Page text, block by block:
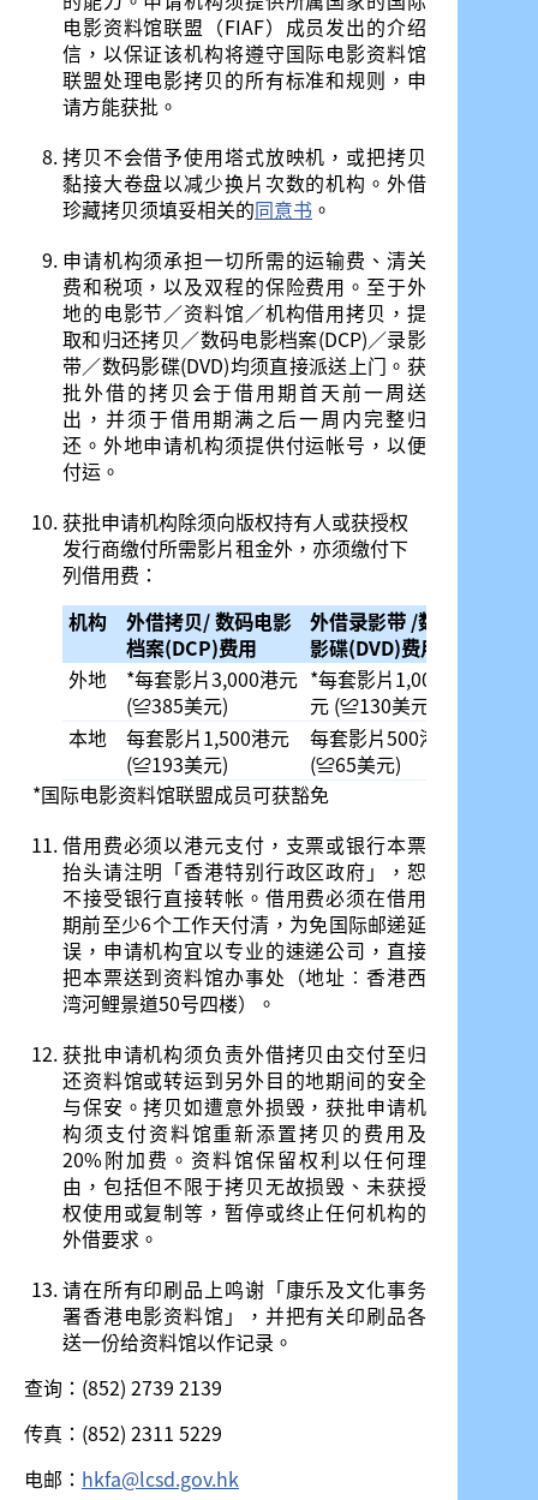
电影资料馆联盟（FIAF）成员发出的介绍
信，以保证该机构将遵守国际电影资料馆
联盟处理电影拷贝的所有标准和规则，申
请方能获批。
拷贝不会借予使用塔式放映机，或把拷贝
黏接大卷盘以减少换片次数的机构。外借
珍藏拷贝须填妥相关的同意书 。
申请机构须承担一切所需的运输费、清关
费和税项，以及双程的保险费用。至于外
地的电影节／资料馆／机构借用拷贝，提
取和归还拷贝／数码电影档案(DCP)／录影
带／数码影碟(DVD)均须直接派送上门。获
批外借的拷贝会于借用期首天前一周送
出，并须于借用期满之后一周内完整归
还。外地申请机构须提供付运帐号，以便
付运。
获批申请机构除须向版权持有人或获授权
发行商缴付所需影片租金外，亦须缴付下
列借用费：
机构
外借拷贝/ 数码电影
档案(DCP)费用
外借录影带 /数码
影碟(DVD)费用
外地
*每套影片3,000港元
(≌385美元)
*每套影片1,000港
元 (≌130美元)
本地
每套影片1,500港元
(≌193美元)
每套影片500港元
(≌65美元)
*国际电影资料馆联盟成员可获豁免
借用费必须以港元支付，支票或银行本票
抬头请注明「香港特别行政区政府」，恕
不接受银行直接转帐。借用费必须在借用
期前至少6个工作天付清，为免国际邮递延
误，申请机构宜以专业的速递公司，直接
把本票送到资料馆办事处（地址︰香港西
湾河鲤景道50号四楼）。
获批申请机构须负责外借拷贝由交付至归
还资料馆或转运到另外目的地期间的安全
与保安。拷贝如遭意外损毁，获批申请机
构须支付资料馆重新添置拷贝的费用及
20%附加费。资料馆保留权利以任何理
由，包括但不限于拷贝无故损毁、未获授
权使用或复制等，暂停或终止任何机构的
外借要求。
请在所有印刷品上鸣谢「康乐及文化事务
署香港电影资料馆」，并把有关印刷品各
送一份给资料馆以作记录。
查询：(852) 2739 2139
传真：(852) 2311 5229
电邮： hkfa@lcsd.gov.hk